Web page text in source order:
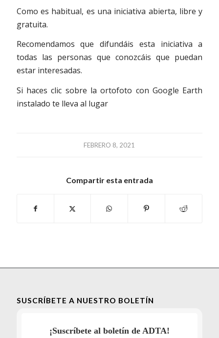
Como es habitual, es una iniciativa abierta, libre y
gratuita.
Recomendamos que difundáis esta iniciativa a
todas las personas que conozcáis que puedan
estar interesadas.
Si haces clic sobre la ortofoto con Google Earth
instalado te lleva al lugar
FEBRERO 8, 2021
Compartir esta entrada
SUSCRÍBETE A NUESTRO BOLETÍN
¡Suscríbete al boletín de ADTA!